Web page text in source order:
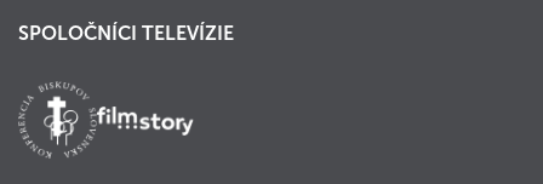
SPOLOČNÍCI TELEVÍZIE